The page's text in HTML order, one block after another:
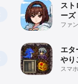
スト
ーズ
ファ
エタ
やり
なダ
スマ